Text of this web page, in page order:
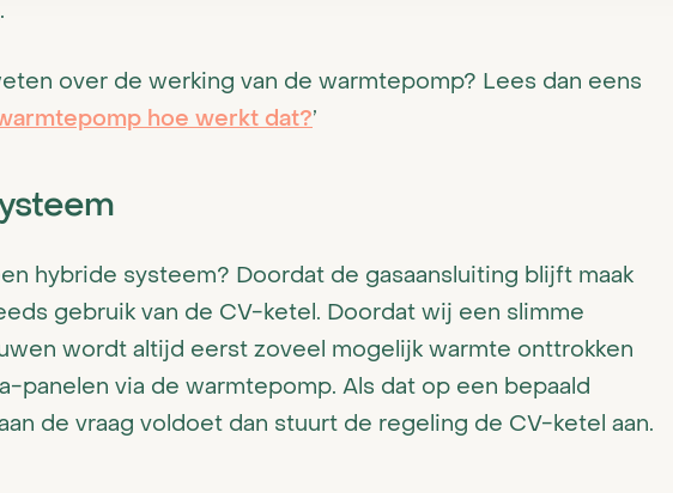
.
over de werking van de warmtepomp? Lees dan eens
hoe werkt dat?’
hybride systeem? Doordat de gasaansluiting blijft maak
gebruik van de CV-ketel. Doordat wij een slimme
wordt altijd eerst zoveel mogelijk warmte onttrokken
panelen via de warmtepomp. Als dat op een bepaald
de vraag voldoet dan stuurt de regeling de CV-ketel aan.